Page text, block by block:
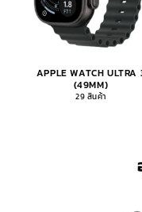
APPLE WATCH ULTRA
(49MM)
29 สินค้า